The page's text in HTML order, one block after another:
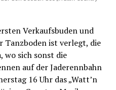
Verkaufsbuden und
Tanzboden ist verlegt, die
wo sich sonst die
auf der Jaderennbahn
16 Uhr das „Watt’n